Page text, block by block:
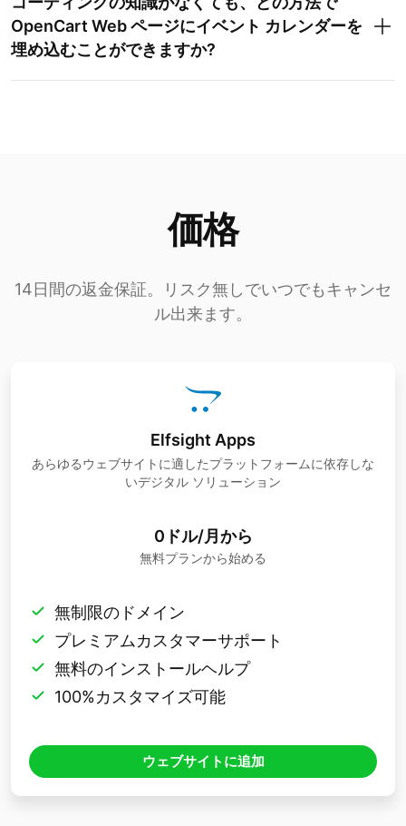
OpenCart Web ページにイベント カレンダーを
埋め込むことができますか?
価格
14日間の返金保証。リスク無しでいつでもキャンセ
ル出来ます。
Elfsight Apps
あらゆるウェブサイトに適したプラットフォームに依存しな
いデジタル ソリューション
0ドル/月から
無料プランから始める
無制限のドメイン
プレミアムカスタマーサポート
無料のインストールヘルプ
100%カスタマイズ可能
ウェブサイトに追加